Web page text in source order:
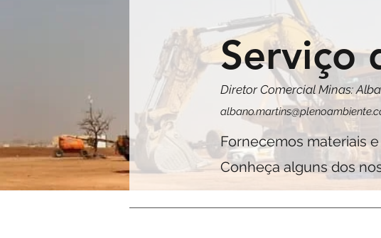
Serviço
Diretor Comercial Minas:
Fornecemos materiais
Conheça alguns dos